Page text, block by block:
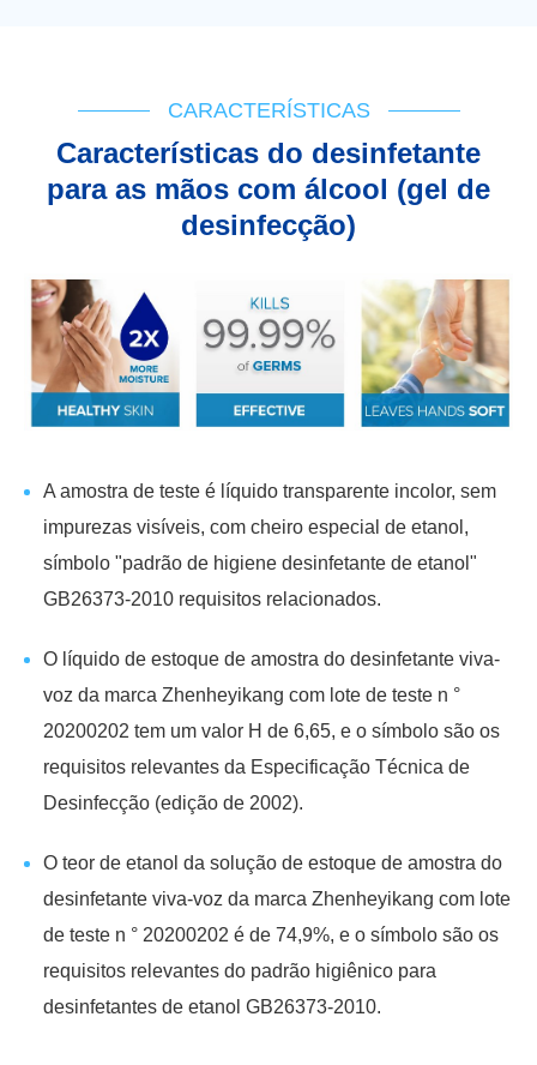
CARACTERÍSTICAS
Características do desinfetante
para as mãos com álcool (gel de
desinfecção)
A amostra de teste é líquido transparente incolor, sem
impurezas visíveis, com cheiro especial de etanol,
símbolo "padrão de higiene desinfetante de etanol"
GB26373-2010 requisitos relacionados.
O líquido de estoque de amostra do desinfetante viva-
voz da marca Zhenheyikang com lote de teste n °
20200202 tem um valor H de 6,65, e o símbolo são os
requisitos relevantes da Especificação Técnica de
Desinfecção (edição de 2002).
O teor de etanol da solução de estoque de amostra do
desinfetante viva-voz da marca Zhenheyikang com lote
de teste n ° 20200202 é de 74,9%, e o símbolo são os
requisitos relevantes do padrão higiênico para
desinfetantes de etanol GB26373-2010.